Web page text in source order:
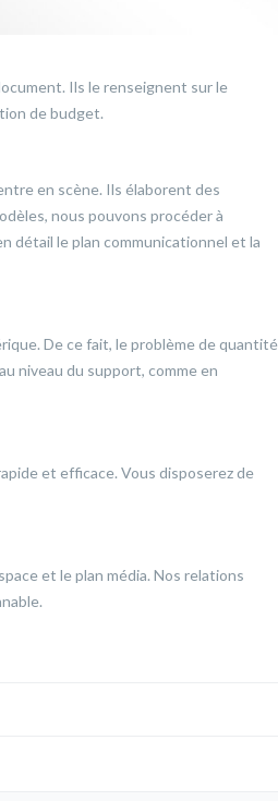
Ils le renseignent sur le
de budget.
en scène. Ils élaborent des
nous pouvons procéder à
détail le plan communicationnel et la
De ce fait, le problème de quantité
niveau du support, comme en
et efficace. Vous disposerez de
et le plan média. Nos relations